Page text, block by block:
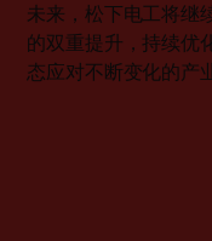
未来，松下电工将继
的双重提升，持续优
态应对不断变化的产